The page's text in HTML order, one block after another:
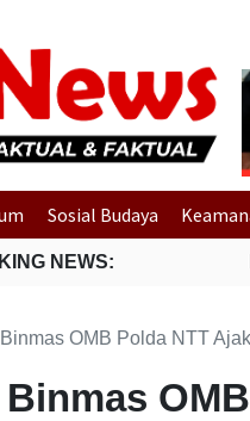
Sosial Budaya
NEWS:
OMB Polda NTT